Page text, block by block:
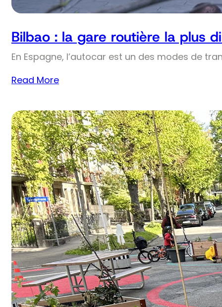
Bilbao : la gare routière la plus
En Espagne, l’autocar est un des modes de
Read More